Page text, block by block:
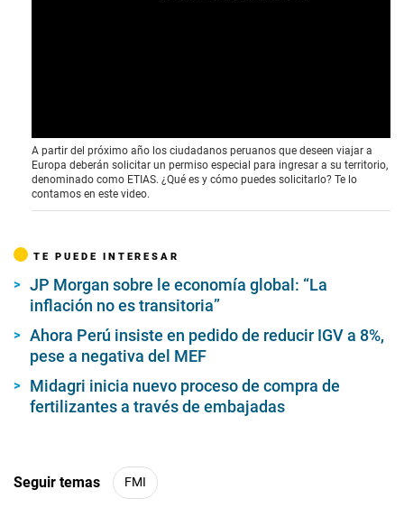
A partir del próximo año los ciudadanos peruanos que deseen viajar a
Europa deberán solicitar un permiso especial para ingresar a su territorio,
denominado como ETIAS. ¿Qué es y cómo puedes solicitarlo? Te lo
contamos en este video.
TE PUEDE INTERESAR
JP Morgan sobre le economía global: “La
inflación no es transitoria”
Ahora Perú insiste en pedido de reducir IGV a 8%,
pese a negativa del MEF
Midagri inicia nuevo proceso de compra de
fertilizantes a través de embajadas
Seguir temas FMI